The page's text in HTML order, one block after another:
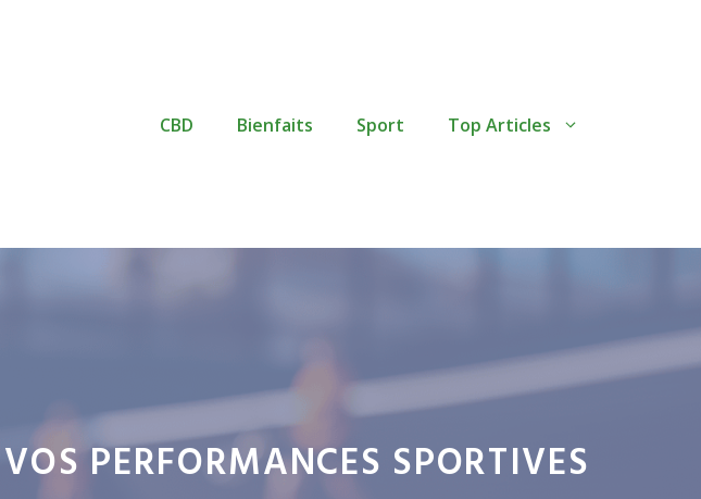
CBD Bienfaits Sport Top Articles
PERFORMANCES SPORTIVES